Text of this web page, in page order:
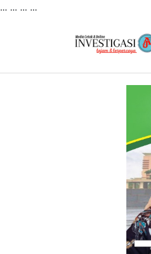
... ... ... ...